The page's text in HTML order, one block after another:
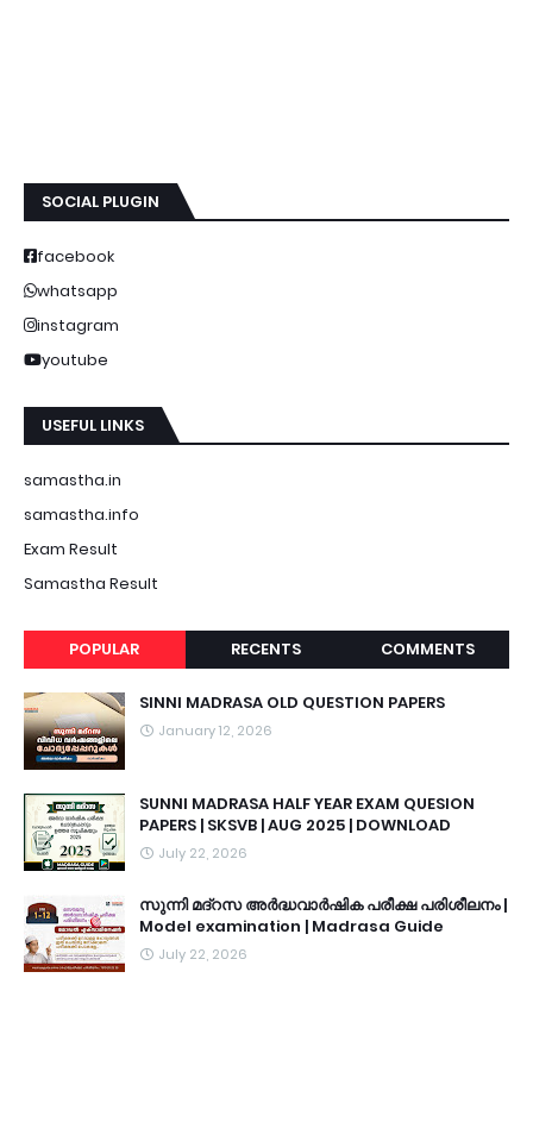
SOCIAL PLUGIN
facebook
whatsapp
instagram
youtube
USEFUL LINKS
samastha.in
samastha.info
Exam Result
Samastha Result
POPULAR RECENTS COMMENTS
SINNI MADRASA OLD QUESTION PAPERS
January 12, 2026
SUNNI MADRASA HALF YEAR EXAM QUESION
PAPERS | SKSVB | AUG 2025 | DOWNLOAD
July 22, 2026
സുന്നി മദ്റസ അർദ്ധവാർഷിക പരീക്ഷ പരിശീലനം |
Model examination | Madrasa Guide
July 22, 2026